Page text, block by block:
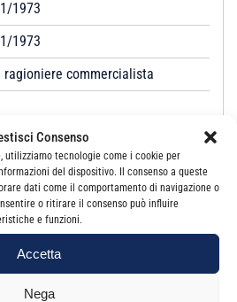
Consenso
utilizziamo tecnologie come i cookie per
del dispositivo. Il consenso a queste
dati come il comportamento di navigazione o
o ritirare il consenso può influire
e funzioni.
Accetta
Nega
1973
1973
ragioniere commercialista